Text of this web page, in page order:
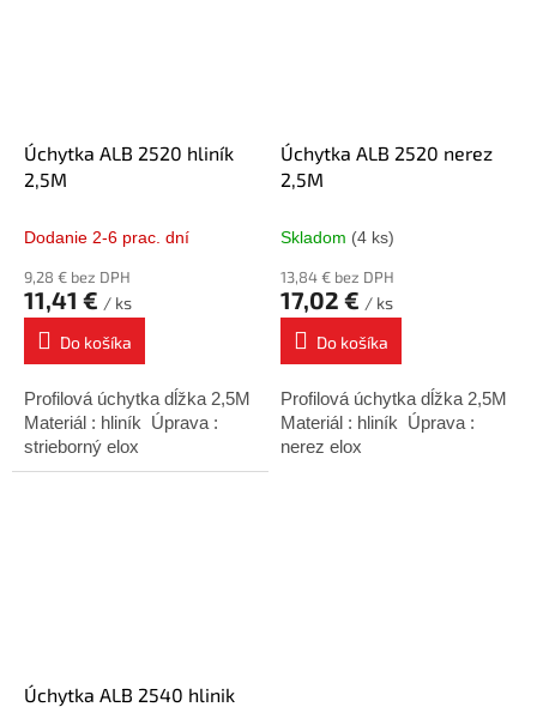
Úchytka ALB 2520 hliník
2,5M
Dodanie 2-6 prac. dní
9,28 € bez DPH
11,41 € / ks
Do košíka
Profilová úchytka dĺžka 2,5M
Materiál : hliník Úprava :
strieborný elox
Úchytka ALB 2520 nerez
2,5M
Skladom (4 ks)
13,84 € bez DPH
17,02 € / ks
Do košíka
Profilová úchytka dĺžka 2,5M
Materiál : hliník Úprava :
nerez elox
Úchytka ALB 2540 hlinik